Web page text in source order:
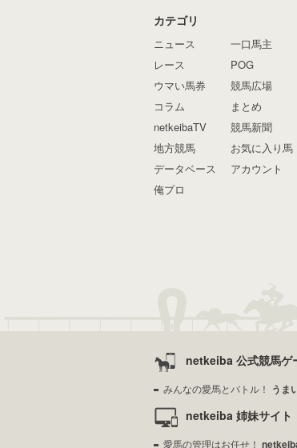
カテゴリ
ニュース
レース
ウマい馬券
コラム
netkeibaTV
地方競馬
データベース
俺プロ
一口馬主
POG
競馬広場
まとめ
競馬新聞
お気に入り馬
アカウント
netkeiba 公式競馬ゲ
みんなの愛馬とバトル！ うま
netkeiba 姉妹サイト
愛馬の管理はお任せ！